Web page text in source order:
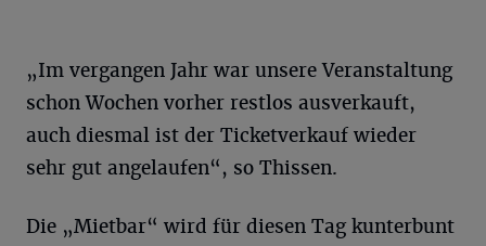
„Im vergangen Jahr war unsere Veranstaltung
schon Wochen vorher restlos ausverkauft,
auch diesmal ist der Ticketverkauf wieder
sehr gut angelaufen“, so Thissen.
Die „Mietbar“ wird für diesen Tag kunterbunt